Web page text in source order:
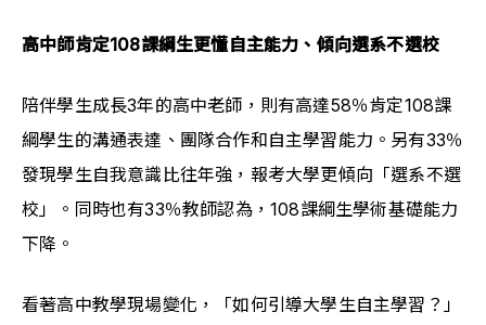
高中師肯定108課綱生更懂自主能力、傾向選系不選校
陪伴學生成長3年的高中老師，則有高達58％肯定108課
綱學生的溝通表達、團隊合作和自主學習能力。另有33％
發現學生自我意識比往年強，報考大學更傾向「選系不選
校」。同時也有33％教師認為，108課綱生學術基礎能力
下降。
看著高中教學現場變化，「如何引導大學生自主學習？」